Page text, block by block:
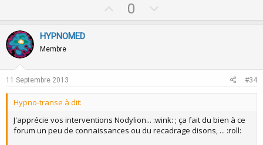
p
0
o
HYPNOMED
Membre
11 Septembre 2013 #34
Hypno-transe à dit:
J'apprécie vos interventions Nodylion... :wink: ; ça fait du bien à ce
forum un peu de connaissances ou du recadrage disons, ... :roll: